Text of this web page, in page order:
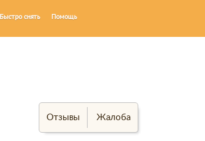
Быстро снять Помощь
Отзывы Жалоба